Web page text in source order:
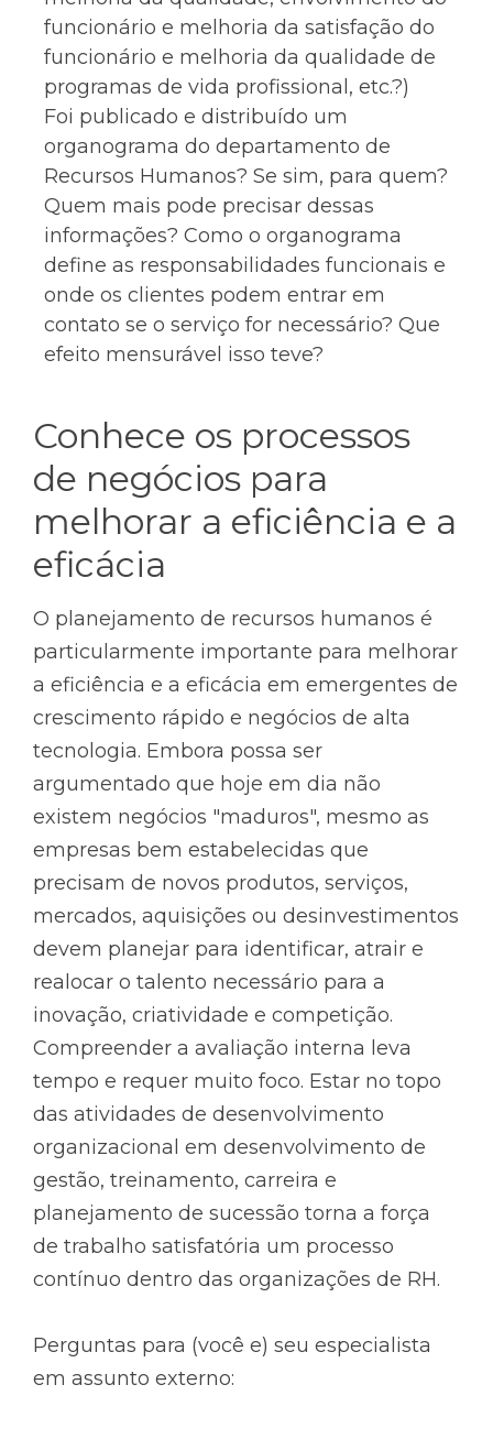
funcionário e melhoria da satisfação do
funcionário e melhoria da qualidade de
programas de vida profissional, etc.?)
Foi publicado e distribuído um
organograma do departamento de
Recursos Humanos? Se sim, para quem?
Quem mais pode precisar dessas
informações? Como o organograma
define as responsabilidades funcionais e
onde os clientes podem entrar em
contato se o serviço for necessário? Que
efeito mensurável isso teve?
Conhece os processos
de negócios para
melhorar a eficiência e a
eficácia
O planejamento de recursos humanos é
particularmente importante para melhorar
a eficiência e a eficácia em emergentes de
crescimento rápido e negócios de alta
tecnologia. Embora possa ser
argumentado que hoje em dia não
existem negócios "maduros", mesmo as
empresas bem estabelecidas que
precisam de novos produtos, serviços,
mercados, aquisições ou desinvestimentos
devem planejar para identificar, atrair e
realocar o talento necessário para a
inovação, criatividade e competição.
Compreender a avaliação interna leva
tempo e requer muito foco. Estar no topo
das atividades de desenvolvimento
organizacional em desenvolvimento de
gestão, treinamento, carreira e
planejamento de sucessão torna a força
de trabalho satisfatória um processo
contínuo dentro das organizações de RH.
Perguntas para (você e) seu especialista
em assunto externo: